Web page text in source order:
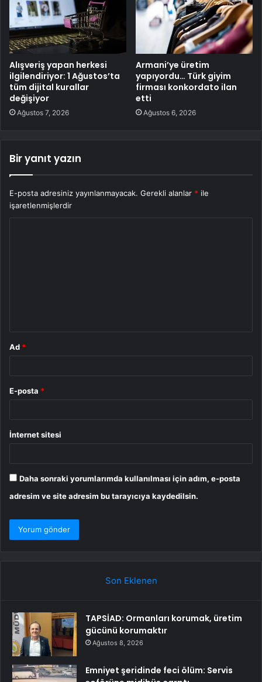
Alışveriş yapan herkesi
ilgilendiriyor: 1 Ağustos’ta
tüm dijital kurallar
değişiyor
Ağustos 7, 2026
Armani’ye üretim
yapıyordu… Türk giyim
firması konkordato ilan
etti
Ağustos 6, 2026
Bir yanıt yazın
E-posta adresiniz yayınlanmayacak. Gerekli alanlar * ile
işaretlenmişlerdir
Ad *
E-posta *
İnternet sitesi
Daha sonraki yorumlarımda kullanılması için adım, e-posta
adresim ve site adresim bu tarayıcıya kaydedilsin.
Son Eklenen
TAPSİAD: Ormanları korumak, üretim
gücünü korumaktır
Ağustos 8, 2026
Emniyet şeridinde feci ölüm: Servis